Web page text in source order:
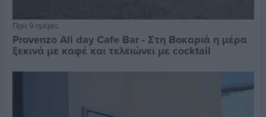
Πριν 9 ημέρες
Provenzo All day Cafe Bar - Στη Βοκαριά η μέρα
ξεκινά με καφέ και τελειώνει με cocktail